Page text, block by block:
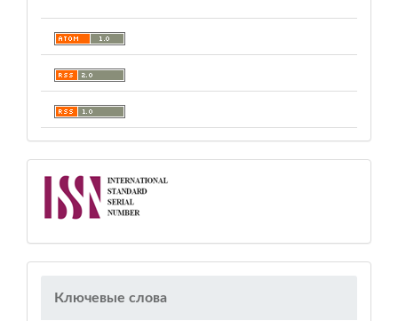
Ключевые слова